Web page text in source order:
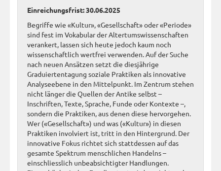
Einreichungsfrist: 30.06.2025
Begriffe wie «Kultur», «Gesellschaft» oder «Periode»
sind fest im Vokabular der Altertumswissenschaften
verankert, lassen sich heute jedoch kaum noch
wissenschaftlich wertfrei verwenden. Auf der Suche
nach neuen Ansätzen setzt die diesjährige
Graduiertentagung soziale Praktiken als innovative
Analyseebene in den Mittelpunkt. Im Zentrum stehen
nicht länger die Quellen der Antike selbst –
Inschriften, Texte, Sprache, Funde oder Kontexte –,
sondern die Praktiken, aus denen diese hervorgehen.
Wer («Gesellschaft») und was («Kultur») in diesen
Praktiken involviert ist, tritt in den Hintergrund. Der
innovative Fokus richtet sich stattdessen auf das
gesamte Spektrum menschlichen Handelns –
einschliesslich unbeabsichtigter Handlungen.